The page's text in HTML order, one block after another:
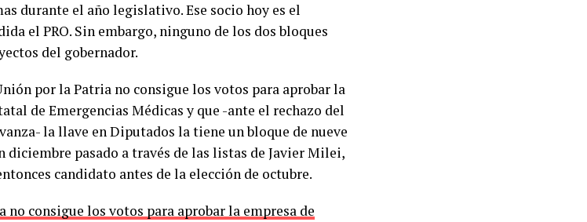
durante el año legislativo. Ese socio hoy es el
el PRO. Sin embargo, ninguno de los dos bloques
del gobernador.
por la Patria no consigue los votos para aprobar la
de Emergencias Médicas y que -ante el rechazo del
la llave en Diputados la tiene un bloque de nueve
diciembre pasado a través de las listas de Javier Milei,
candidato antes de la elección de octubre.
consigue los votos para aprobar la empresa de